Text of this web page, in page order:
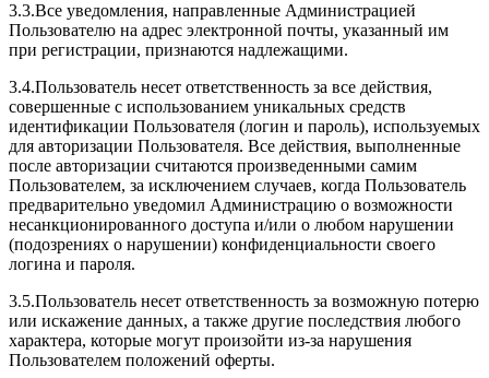
3.3.Все уведомления, направленные Администрацией
Пользователю на адрес электронной почты, указанный им
при регистрации, признаются надлежащими.
3.4.Пользователь несет ответственность за все действия,
совершенные с использованием уникальных средств
идентификации Пользователя (логин и пароль), используемых
для авторизации Пользователя. Все действия, выполненные
после авторизации считаются произведенными самим
Пользователем, за исключением случаев, когда Пользователь
предварительно уведомил Администрацию о возможности
несанкционированного доступа и/или о любом нарушении
(подозрениях о нарушении) конфиденциальности своего
логина и пароля.
3.5.Пользователь несет ответственность за возможную потерю
или искажение данных, а также другие последствия любого
характера, которые могут произойти из-за нарушения
Пользователем положений оферты.